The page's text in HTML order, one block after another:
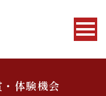
体験機会